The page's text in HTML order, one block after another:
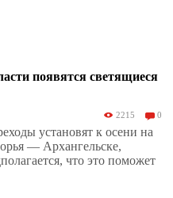
появятся светящиеся
2215 0
установят к осени на
— Архангельске,
что это поможет